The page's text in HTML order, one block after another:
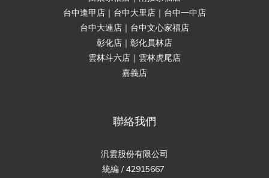
台中逢甲店｜台中大里店｜台中一中店
台中大連店｜台中文心家福店
彰化店｜彰化員林店
雲林斗六店｜雲林虎尾店
嘉義店
聯絡我們
汎雲股份有限公司
統編 / 42915667